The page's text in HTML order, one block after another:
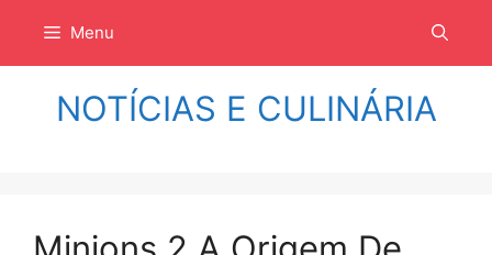
isi
Menu
NOTÍCIAS E CULINÁRIA